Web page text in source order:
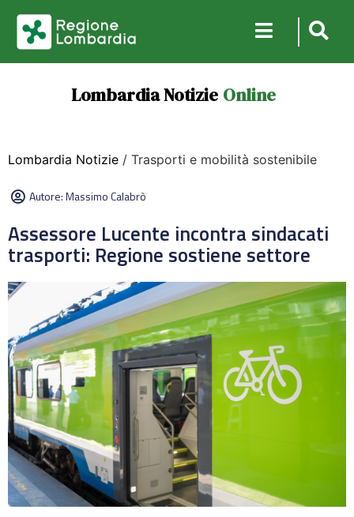
Lombardia Notizie Online
Lombardia Notizie / Trasporti e mobilità sostenibile
Autore:Massimo Calabrò
Assessore Lucente incontra sindacati
trasporti: Regione sostiene settore